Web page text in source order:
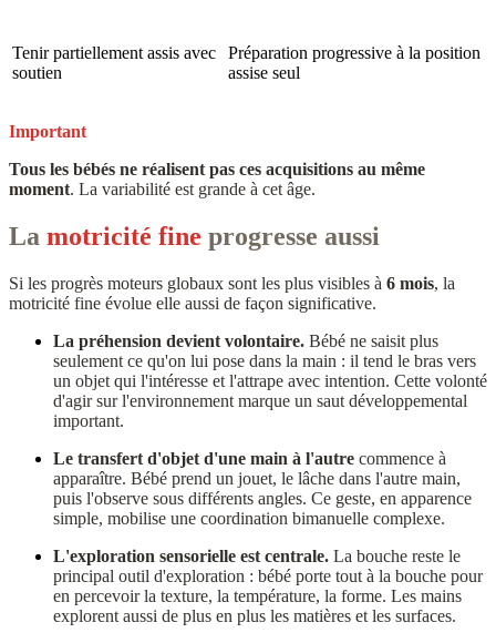
Tenir partiellement assis avec
soutien
Préparation progressive à la position
assise seul
Important
Tous les bébés ne réalisent pas ces acquisitions au même
moment. La variabilité est grande à cet âge.
La motricité fine progresse aussi
Si les progrès moteurs globaux sont les plus visibles à 6 mois, la
motricité fine évolue elle aussi de façon significative.
La préhension devient volontaire. Bébé ne saisit plus
seulement ce qu'on lui pose dans la main : il tend le bras vers
un objet qui l'intéresse et l'attrape avec intention. Cette volonté
d'agir sur l'environnement marque un saut développemental
important.
Le transfert d'objet d'une main à l'autre commence à
apparaître. Bébé prend un jouet, le lâche dans l'autre main,
puis l'observe sous différents angles. Ce geste, en apparence
simple, mobilise une coordination bimanuelle complexe.
L'exploration sensorielle est centrale. La bouche reste le
principal outil d'exploration : bébé porte tout à la bouche pour
en percevoir la texture, la température, la forme. Les mains
explorent aussi de plus en plus les matières et les surfaces.